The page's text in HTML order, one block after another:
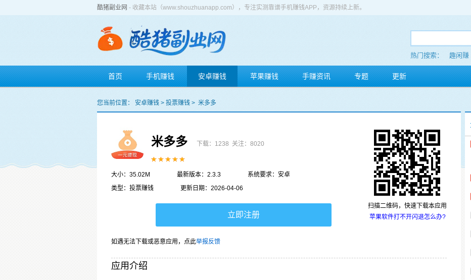
酷猪副业网 - 收藏本站（www.shouzhuanapp.com），专注实测靠谱手机赚钱APP，资源持续上新。
热门搜索： 趣闲赚
首页 手机赚钱 安卓赚钱 苹果赚钱 手赚资讯 专题 更新
您当前位置： 安卓赚钱 > 投票赚钱 > 米多多
扫描二维码，快速下载本应用
苹果软件打不开闪退怎么办?
米多多 下载：1238 关注：8020
大小：35.02M 最新版本：2.3.3
系统要求：安卓
类型：投票赚钱
更新日期：2026-04-06
立即注册
如遇无法下载或恶意应用，点此举报反馈
应用介绍